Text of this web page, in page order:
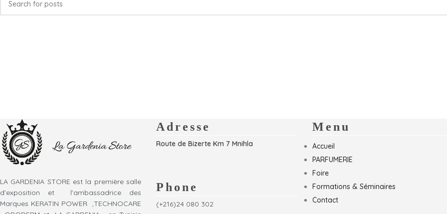
LA GARDENIA STORE est la première salle
d’exposition et l’ambassadrice des
Marques KERATIN POWER ,TECHNOCARE
Adresse
Route de Bizerte Km 7 Mnihla
Phone
(+216)24 080 302
Menu
Accueil
PARFUMERIE
Foire
Formations & Séminaires
Contact